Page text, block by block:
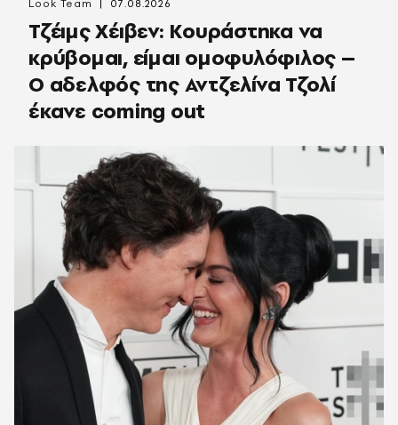
Τζέιμς Χέιβεν: Κουράστηκα να
κρύβομαι, είμαι ομοφυλόφιλος –
Ο αδελφός της Αντζελίνα Τζολί
έκανε coming out
Look Team 07.08.2026